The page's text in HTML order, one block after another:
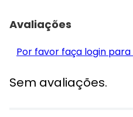
Avaliações
Por favor faça login
Sem avaliações.